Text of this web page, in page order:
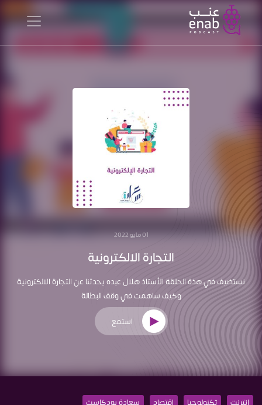
01 مايو 2022
التجارة الالكترونية
نستضيف في هذة الحلقة الأستاذ هلال عبده يحدثنا عن التجارة الالكترونية
وكيف ساهمت في وقف البطالة
استمع